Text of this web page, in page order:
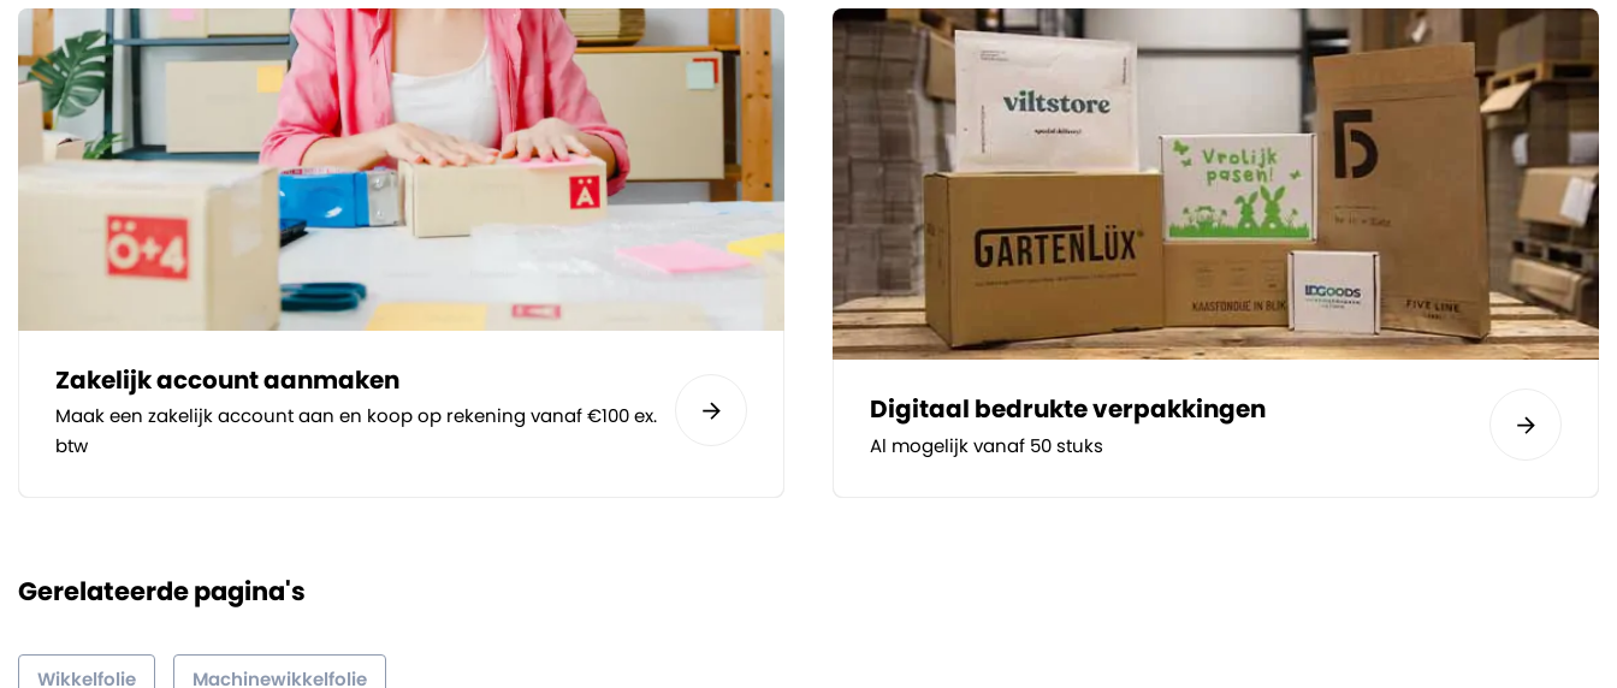
Zakelijk account aanmaken
Maak een zakelijk account aan en koop op rekening vanaf €100 ex.
btw
Digitaal bedrukte verpakkingen
Al mogelijk vanaf 50 stuks
Gerelateerde pagina's
Wikkelfolie Machinewikkelfolie